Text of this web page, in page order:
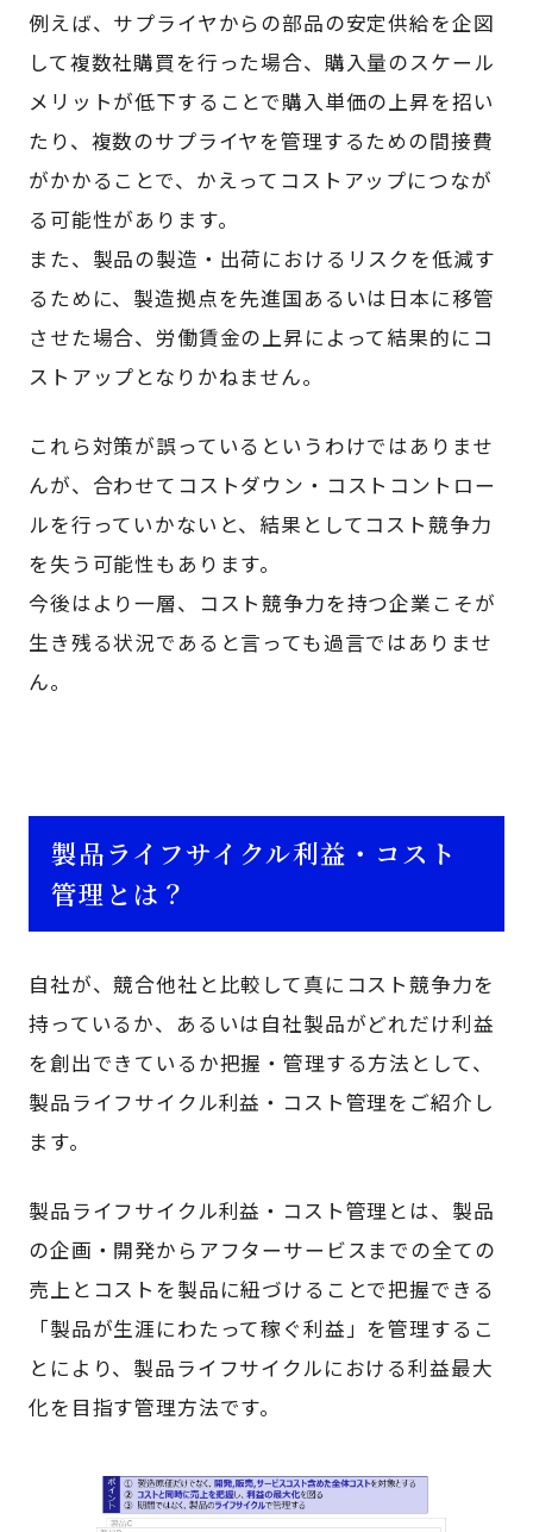
例えば、サプライヤからの部品の安定供給を企図
して複数社購買を行った場合、購入量のスケール
メリットが低下することで購入単価の上昇を招い
たり、複数のサプライヤを管理するための間接費
がかかることで、かえってコストアップにつなが
る可能性があります。
また、製品の製造・出荷におけるリスクを低減す
るために、製造拠点を先進国あるいは日本に移管
させた場合、労働賃金の上昇によって結果的にコ
ストアップとなりかねません。
これら対策が誤っているというわけではありませ
んが、合わせてコストダウン・コストコントロー
ルを行っていかないと、結果としてコスト競争力
を失う可能性もあります。
今後はより一層、コスト競争力を持つ企業こそが
生き残る状況であると言っても過言ではありませ
ん。
製品ライフサイクル利益・コスト
管理とは？
自社が、競合他社と比較して真にコスト競争力を
持っているか、あるいは自社製品がどれだけ利益
を創出できているか把握・管理する方法として、
製品ライフサイクル利益・コスト管理をご紹介し
ます。
製品ライフサイクル利益・コスト管理とは、製品
の企画・開発からアフターサービスまでの全ての
売上とコストを製品に紐づけることで把握できる
「製品が生涯にわたって稼ぐ利益」を管理するこ
とにより、製品ライフサイクルにおける利益最大
化を目指す管理方法です。